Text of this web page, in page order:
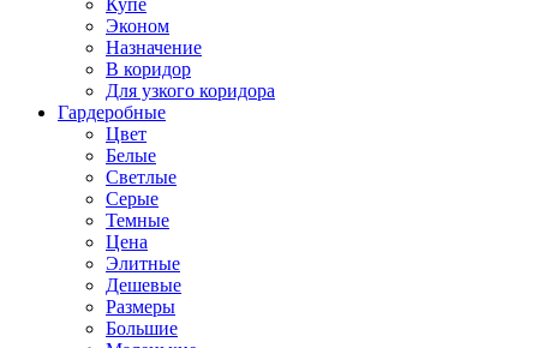
Купе
Эконом
Назначение
В коридор
Для узкого коридора
Гардеробные
Цвет
Белые
Светлые
Серые
Темные
Цена
Элитные
Дешевые
Размеры
Большие